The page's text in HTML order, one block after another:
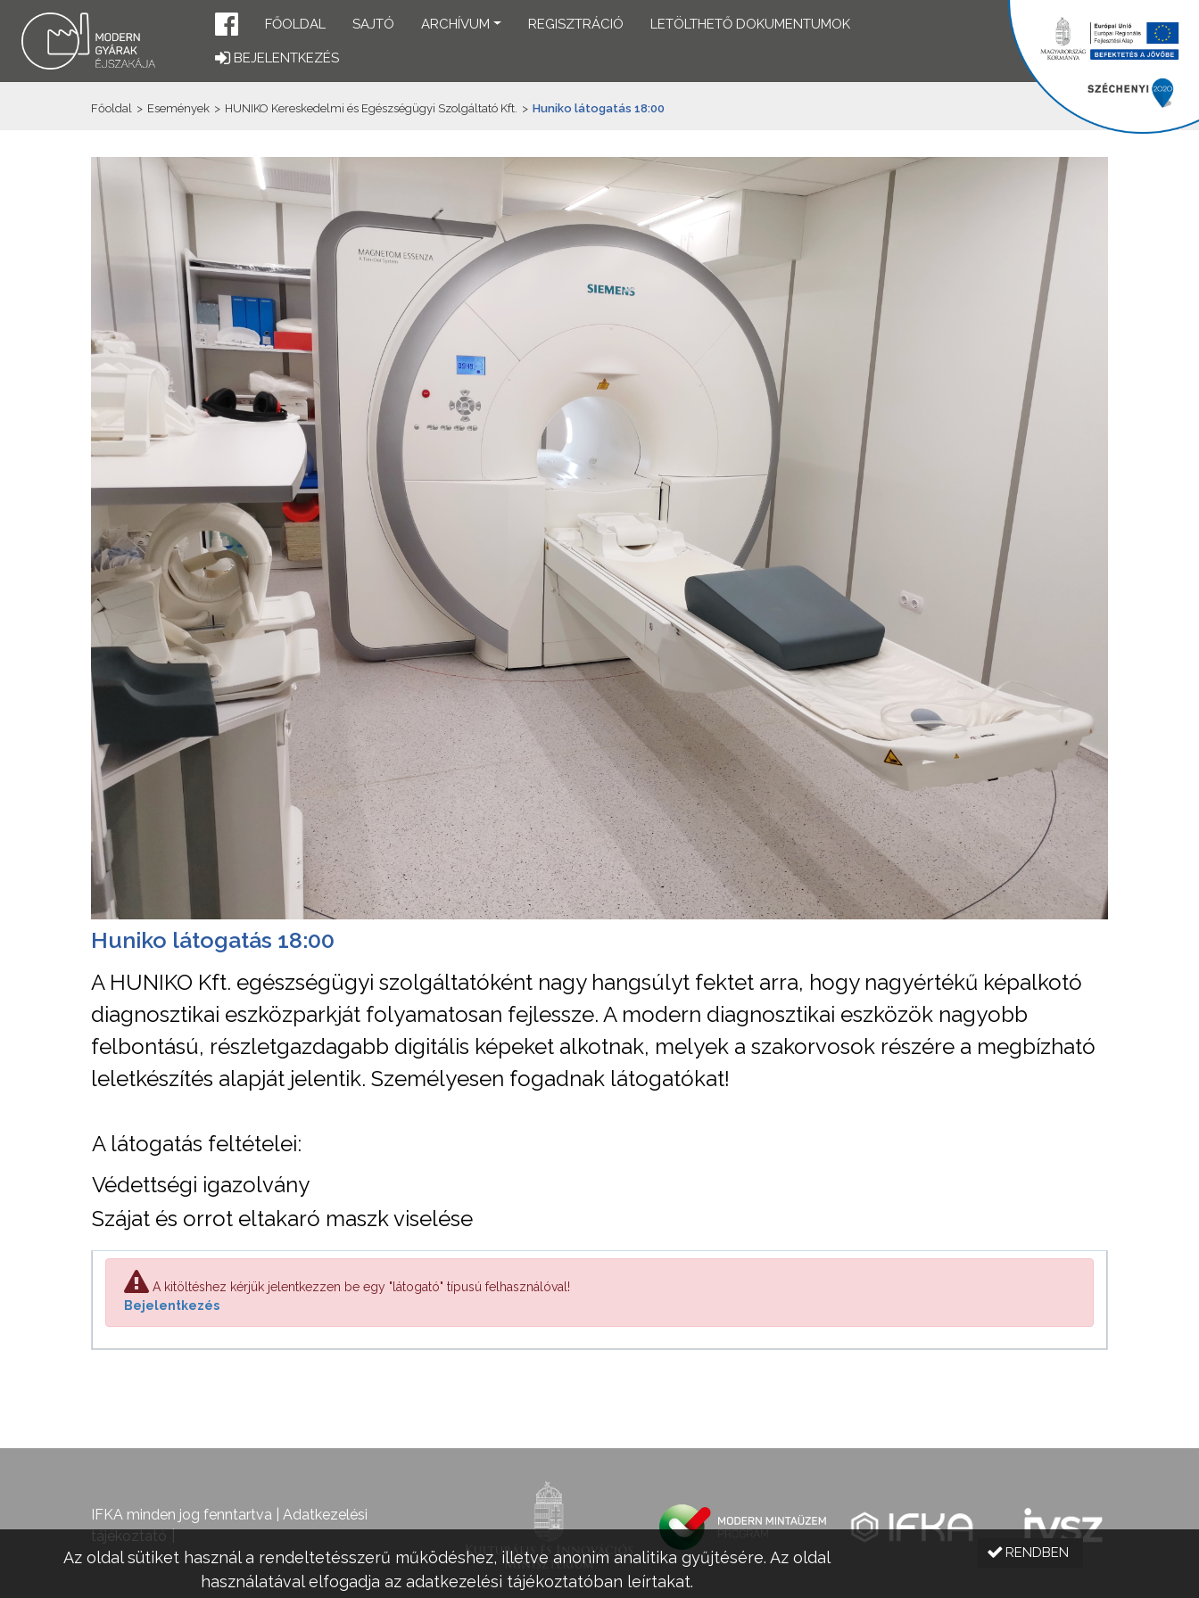
FŐOLDAL SAJTÓ ARCHÍVUM REGISZTRÁCIÓ LETÖLTHETŐ DOKUMENTUMOK
BEJELENTKEZÉS
Főoldal > Események > HUNIKO Kereskedelmi és Egészségügyi Szolgáltató Kft. > Huniko látogatás 18:00
Huniko látogatás 18:00
A HUNIKO Kft. egészségügyi szolgáltatóként nagy hangsúlyt fektet arra, hogy nagyértékű képalkotó
diagnosztikai eszközparkját folyamatosan fejlessze. A modern diagnosztikai eszközök nagyobb
felbontású, részletgazdagabb digitális képeket alkotnak, melyek a szakorvosok részére a megbízható
leletkészítés alapját jelentik. Személyesen fogadnak látogatókat!
A látogatás feltételei:
Védettségi igazolvány
Szájat és orrot eltakaró maszk viselése
A kitöltéshez kérjük jelentkezzen be egy "látogató" típusú felhasználóval!
Bejelentkezés
IFKA minden jog fenntartva | Adatkezelési
tájékoztató
Az oldal sütiket használ a rendeltetésszerű működéshez, illetve anonim analitika gyűjtésére. Az oldal
használatával elfogadja az adatkezelési tájékoztatóban leírtakat.
RENDBEN